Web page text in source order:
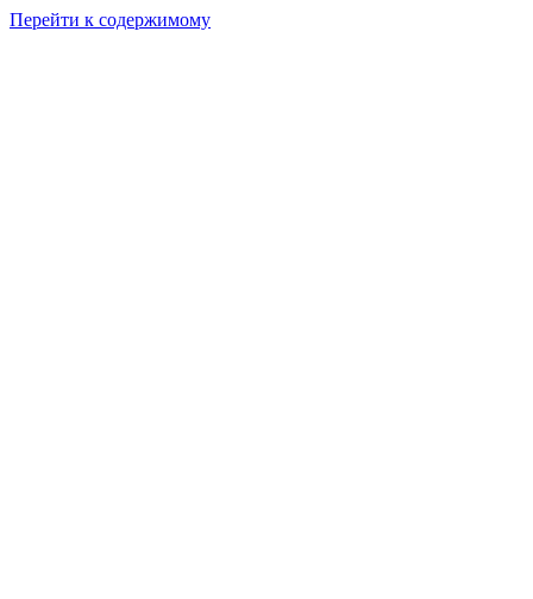
Перейти к содержимому